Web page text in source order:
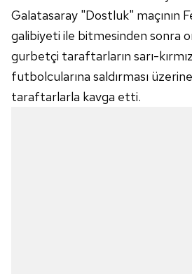
vasıtasıyla belirleyebilirsiniz.
için Ayarlar butonuna tıklayabilir,
Metnimizi
ziyaret edebilirsiniz.
6698 sayılı Kişisel Verilerin
hazırlanmış Aydınlatma Metnimizi
Galatasaray "Dostluk" maçının
galibiyeti ile bitmesinden sonra
gurbetçi taraftarların sarı-
futbolcularına saldırması
taraftarlarla kavga etti.